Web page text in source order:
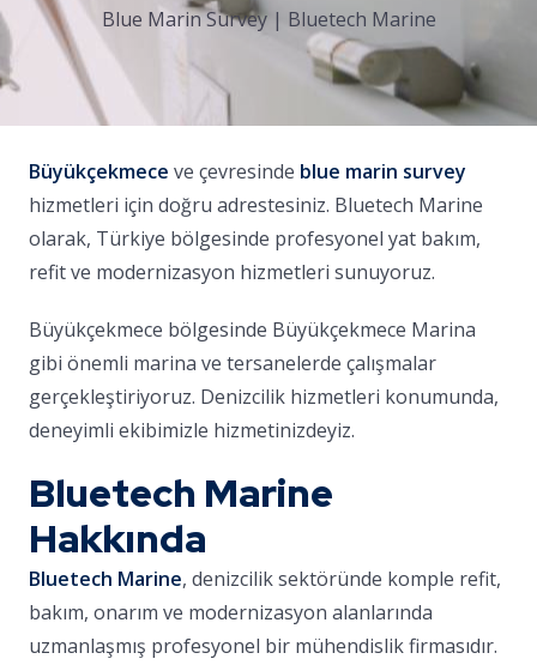
Blue Marin Survey | Bluetech Marine
Büyükçekmece ve çevresinde blue marin survey
hizmetleri için doğru adrestesiniz. Bluetech Marine
olarak, Türkiye bölgesinde profesyonel yat bakım,
refit ve modernizasyon hizmetleri sunuyoruz.
Büyükçekmece bölgesinde Büyükçekmece Marina
gibi önemli marina ve tersanelerde çalışmalar
gerçekleştiriyoruz. Denizcilik hizmetleri konumunda,
deneyimli ekibimizle hizmetinizdeyiz.
Bluetech Marine
Hakkında
Bluetech Marine, denizcilik sektöründe komple refit,
bakım, onarım ve modernizasyon alanlarında
uzmanlaşmış profesyonel bir mühendislik firmasıdır.